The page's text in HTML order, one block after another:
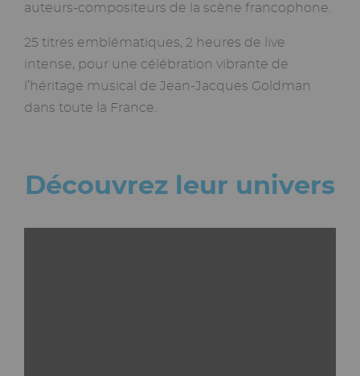
auteurs-compositeurs de la scène francophone.
25 titres emblématiques, 2 heures de live
intense, pour une célébration vibrante de
l’héritage musical de Jean-Jacques Goldman
dans toute la France.
Découvrez leur univers